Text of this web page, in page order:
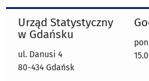
Urząd Statystyczny
w Gdańsku
ul. Danusi 4
80-434 Gdańsk